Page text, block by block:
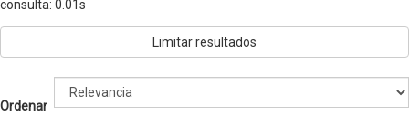
consulta: 0.01s
Limitar resultados
Ordenar